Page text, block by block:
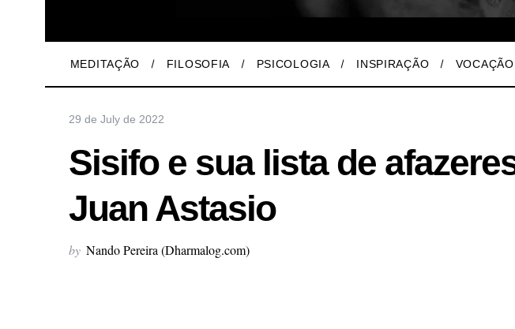
MEDITAÇÃO FILOSOFIA PSICOLOGIA INSPIRAÇÃO VOCAÇÃO
29 de July de 2022
Sisifo e sua lista de
Juan Astasio
by Nando Pereira (Dharmalog.com)